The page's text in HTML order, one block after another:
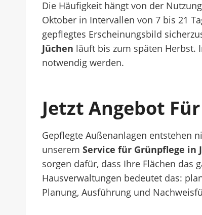
Die Häufigkeit hängt von der
Oktober in Intervallen von 7 bis 21
gepflegtes Erscheinungsbild
Jüchen läuft bis zum späten Herbst.
notwendig werden.
Jetzt Angebot
Gepflegte Außenanlagen entstehen
unserem Service für Grünpflege in
sorgen dafür, dass Ihre Flächen das
Hausverwaltungen bedeutet das:
Planung, Ausführung und